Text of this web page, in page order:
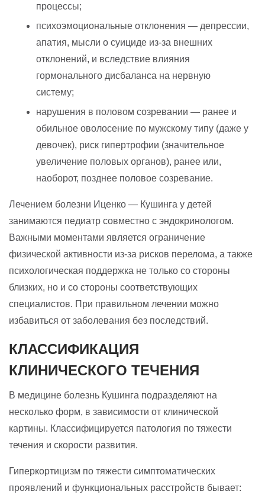
процессы;
психоэмоциональные отклонения — депрессии,
апатия, мысли о суициде из-за внешних
отклонений, и вследствие влияния
гормонального дисбаланса на нервную
систему;
нарушения в половом созревании — ранее и
обильное оволосение по мужскому типу (даже у
девочек), риск гипертрофии (значительное
увеличение половых органов), ранее или,
наоборот, позднее половое созревание.
Лечением болезни Иценко — Кушинга у детей
занимаются педиатр совместно с эндокринологом.
Важными моментами является ограничение
физической активности из-за рисков перелома, а также
психологическая поддержка не только со стороны
близких, но и со стороны соответствующих
специалистов. При правильном лечении можно
избавиться от заболевания без последствий.
КЛАССИФИКАЦИЯ
КЛИНИЧЕСКОГО ТЕЧЕНИЯ
В медицине болезнь Кушинга подразделяют на
несколько форм, в зависимости от клинической
картины. Классифицируется патология по тяжести
течения и скорости развития.
Гиперкортицизм по тяжести симптоматических
проявлений и функциональных расстройств бывает: